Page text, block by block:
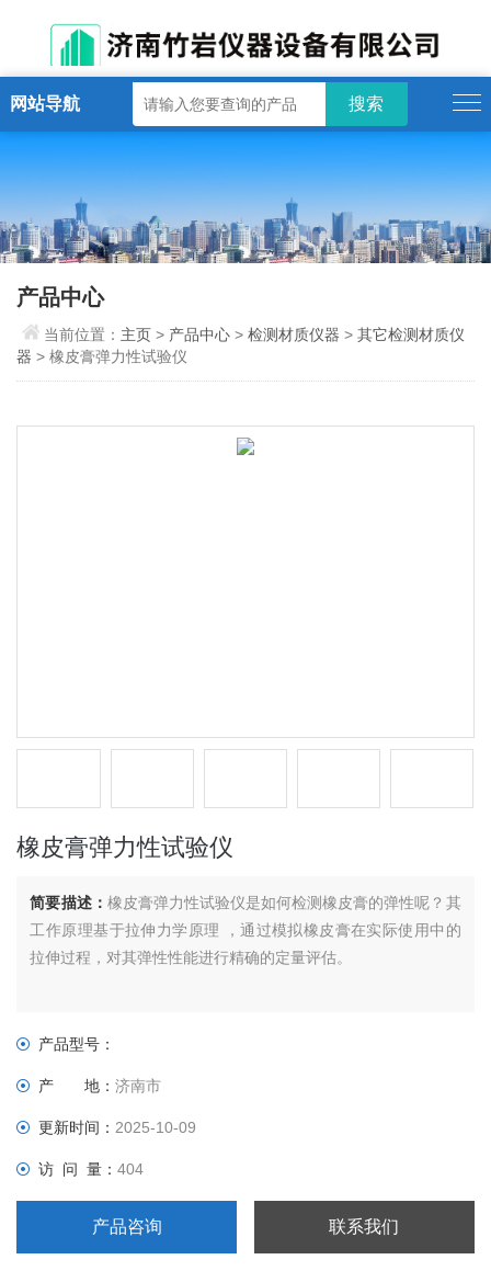
网站导航
产品中心
当前位置： 主页> 产品中心 >检测材质仪器 >其它检测材质仪
器 > 橡皮膏弹力性试验仪
橡皮膏弹力性试验仪
简要描述： 橡皮膏弹力性试验仪是如何检测橡皮膏的弹性呢？其
工作原理基于拉伸力学原理 ，通过模拟橡皮膏在实际使用中的
拉伸过程，对其弹性性能进行精确的定量评估。
产品型号：
产 地：济南市
更新时间：2025-10-09
访 问 量：404
产品咨询 联系我们